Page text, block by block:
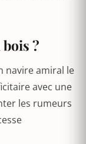
?
navire amiral le
avec une
les rumeurs